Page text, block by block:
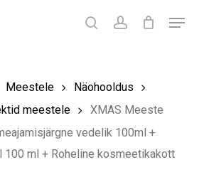
searchaccount
Menu
Meestele
Näohooldus
meestele
XMAS Meeste
vedelik 100ml +
100 ml + Roheline kosmeetikakott